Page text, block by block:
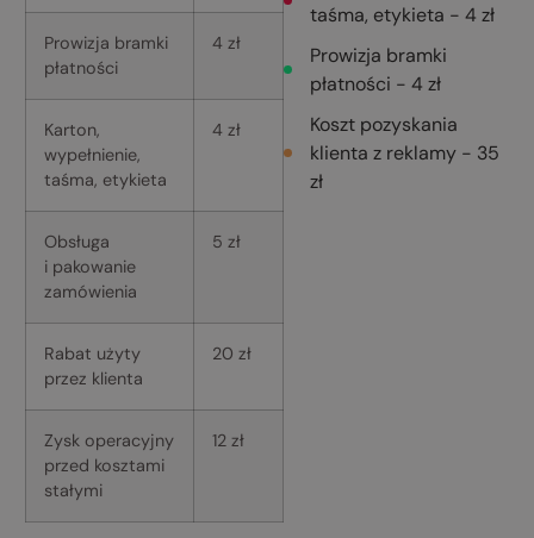
Prowizja bramki
płatności
4 zł
Karton,
wypełnienie,
taśma, etykieta
4 zł
Obsługa
i pakowanie
zamówienia
5 zł
Rabat użyty
przez klienta
20 zł
Zysk operacyjny
przed kosztami
stałymi
12 zł
taśma, etykieta - 4 zł
Prowizja bramki
płatności - 4 zł
Koszt pozyskania
klienta z reklamy - 35
zł